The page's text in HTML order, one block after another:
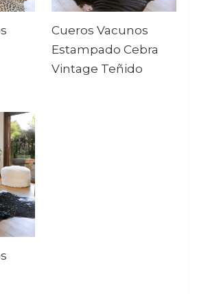
Cueros Vacunos
Estampado Cebra
Vintage Teñido